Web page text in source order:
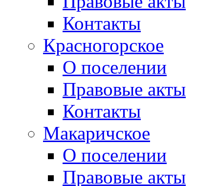
Контакты
Красногорское
О поселении
Правовые акты
Контакты
Макаричское
О поселении
Правовые акты